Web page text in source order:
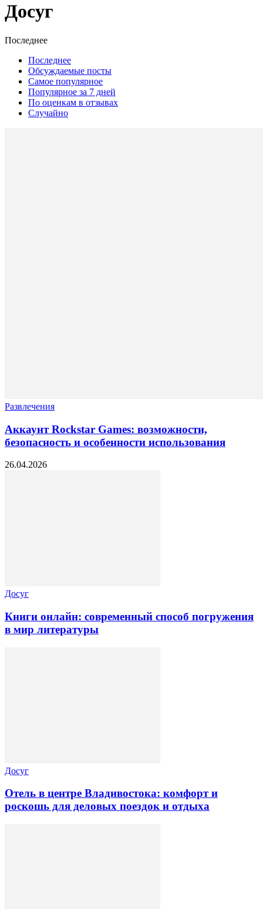
Досуг
Последнее
Последнее
Обсуждаемые посты
Самое популярное
Популярное за 7 дней
По оценкам в отзывах
Случайно
Развлечения
Аккаунт Rockstar Games: возможности,
безопасность и особенности использования
26.04.2026
Досуг
Книги онлайн: современный способ погружения
в мир литературы
Досуг
Отель в центре Владивостока: комфорт и
роскошь для деловых поездок и отдыха